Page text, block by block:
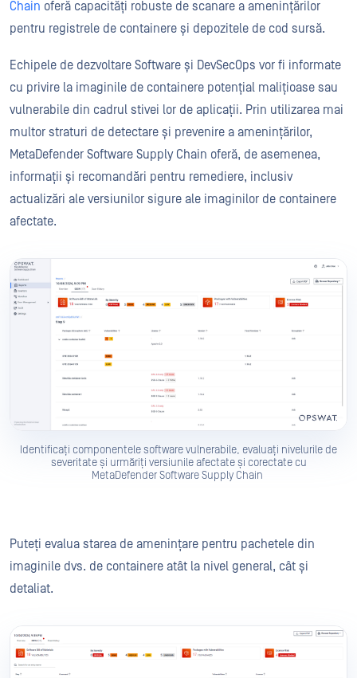
Chain oferă capacități robuste de scanare a amenințărilor
pentru registrele de containere și depozitele de cod sursă.
Echipele de dezvoltare Software și DevSecOps vor fi informate
cu privire la imaginile de containere potențial malițioase sau
vulnerabile din cadrul stivei lor de aplicații. Prin utilizarea mai
multor straturi de detectare și prevenire a amenințărilor,
MetaDefender Software Supply Chain oferă, de asemenea,
informații și recomandări pentru remediere, inclusiv
actualizări ale versiunilor sigure ale imaginilor de containere
afectate.
Identificați componentele software vulnerabile, evaluați nivelurile de
severitate și urmăriți versiunile afectate și corectate cu
MetaDefender Software Supply Chain
Puteți evalua starea de amenințare pentru pachetele din
imaginile dvs. de containere atât la nivel general, cât și
detaliat.